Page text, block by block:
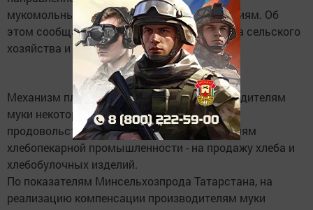
мукомольным и хлебопекарным предприятиям. Об
этом сообщает пресс-служба Министерства сельского
хозяйства и продовольствия РТ.
Механизм планирует компенсацию производителям
муки некоторых расходов на закупку
продовольственной пшеницы, а предприятиям
хлебопекарной промышленности - на продажу хлеба и
хлебобулочных изделий.
По показателям Минсельхозпрода Татарстана, на
реализацию компенсации производителям муки